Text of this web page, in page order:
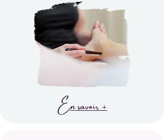
En savoir +